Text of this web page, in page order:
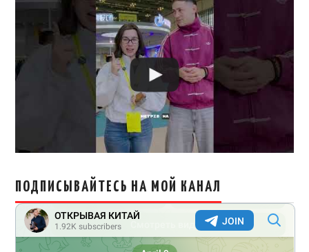
ПОДПИСЫВАЙТЕСЬ НА МОЙ КАНАЛ